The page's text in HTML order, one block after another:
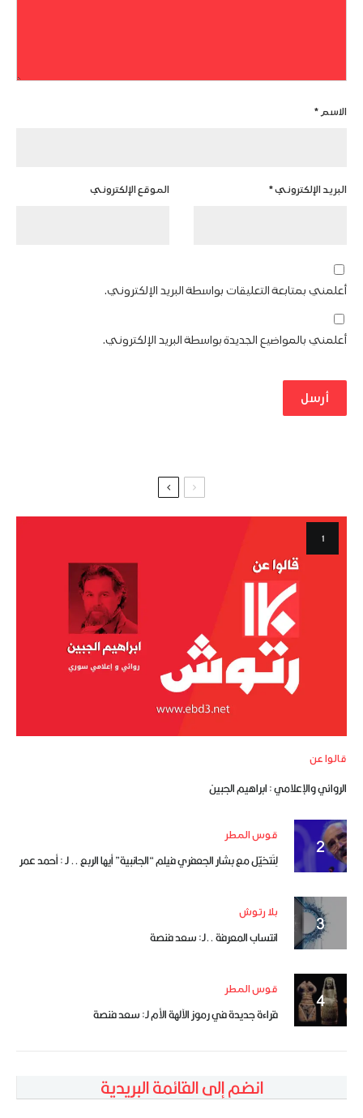
الاسم *
البريد الإلكتروني* الموقع الإلكتروني
أعلمني بمتابعة التعليقات بواسطة البريد الإلكتروني.
أعلمني بالمواضيع الجديدة بواسطة البريد الإلكتروني.
قالوا عن
الروائي والإعلامي : ابراهيم الجبين
قوس المطر
لِنَتخيّل مع بشار الجعفري فيلم “الجانبية” أيها الربع .. لـ : أحمد عمر
بلا رتوش
انتساب المعرفة ..لـ: سعد فنصة
قوس المطر
قراءة جديدة في رموز الآلهة الأم لـ: سعد فنصة
انضم إلى القائمة البريدية